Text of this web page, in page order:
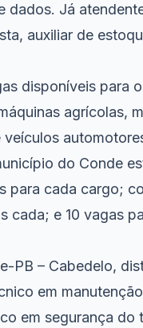
dados. Já
auxiliar de
disponíveis para
agrícolas,
do Conde
para cada cargo;
cada; e 10 vagas
PB – Cabedelo,
em
em segurança do